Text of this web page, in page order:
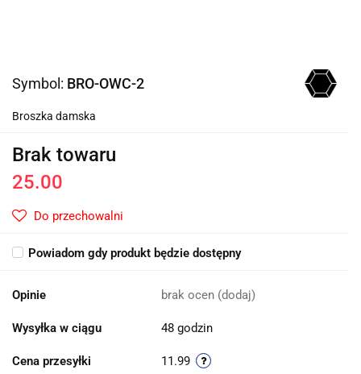
Symbol: BRO-OWC-2
Broszka damska
Brak towaru
25.00
Do przechowalni
Powiadom gdy produkt będzie dostępny
Opinie brak ocen (dodaj)
Wysyłka w ciągu 48 godzin
Cena przesyłki 11.99